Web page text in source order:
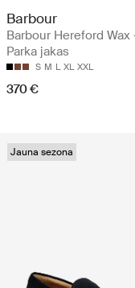
Barbour
Barbour Hereford Wax
Parka jakas
S M L XL XXL
370 €
Jauna sezona